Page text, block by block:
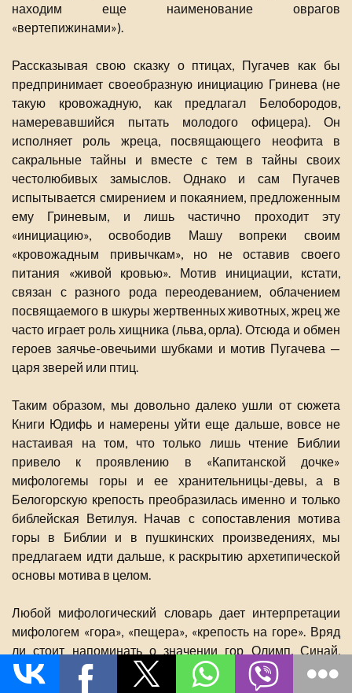
находим еще наименование оврагов
«вертепижинами»).
Рассказывая свою сказку о птицах, Пугачев как бы
предпринимает своеобразную инициацию Гринева (не
такую кровожадную, как предлагал Белобородов,
намеревавшийся пытать молодого офицера). Он
исполняет роль жреца, посвящающего неофита в
сакральные тайны и вместе с тем в тайны своих
честолюбивых замыслов. Однако и сам Пугачев
испытывается смирением и покаянием, предложенным
ему Гриневым, и лишь частично проходит эту
«инициацию», освободив Машу вопреки своим
«кровожадным привычкам», но не оставив своего
питания «живой кровью». Мотив инициации, кстати,
связан с разного рода переодеванием, облачением
посвящаемого в шкуры жертвенных животных, жрец же
часто играет роль хищника (льва, орла). Отсюда и обмен
героев заячье-овечьими шубками и мотив Пугачева —
царя зверей или птиц.
Таким образом, мы довольно далеко ушли от сюжета
Книги Юдифь и намерены уйти еще дальше, вовсе не
настаивая на том, что только лишь чтение Библии
привело к проявлению в «Капитанской дочке»
мифологемы горы и ее хранительницы-девы, а в
Белогорскую крепость преобразилась именно и только
библейская Ветилуя. Начав с сопоставления мотива
горы в Библии и в пушкинских произведениях, мы
предлагаем идти дальше, к раскрытию архетипической
основы мотива в целом.
Любой мифологический словарь дает интерпретации
мифологем «гора», «пещера», «крепость на горе». Вряд
ли стоит напоминать о значении гор Олимп, Синай,
Кармель, Голгофа, Фавор, о Нагорной проповеди,
Монсальвате или горе Броккен, аналогичной Лысой